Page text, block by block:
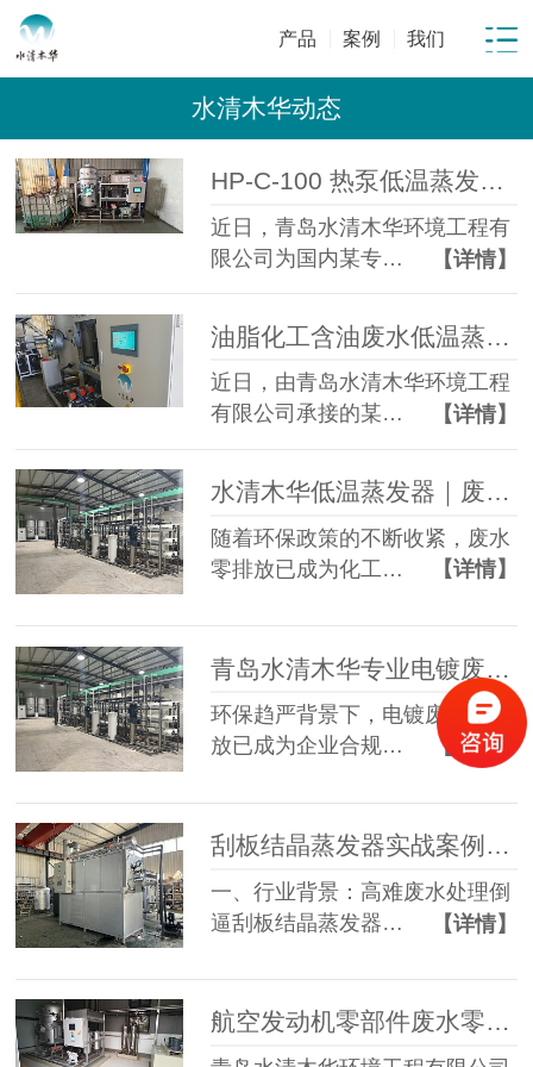
产品 案例 我们
水清木华动态
HP-C-100 热泵低温蒸发器落地金属表面处理企业化学镍磷化废液年省成本超百万元
近日，青岛水清木华环境工程有
限公司为国内某专…
【详情】
近日，由青岛水清木华环境工程
有限公司承接的某…
【详情】
水清木华低温蒸发器｜废水零排放专项解决方案，助力企业环保合规升级
随着环保政策的不断收紧，废水
零排放已成为化工…
【详情】
环保趋严背景下，电镀废水零排
放已成为企业合规…
【详情】
刮板结晶蒸发器实战案例落地 青岛水清木华破解多行业高难废水处理难题
一、行业背景：高难废水处理倒
逼刮板结晶蒸发器…
【详情】
航空发动机零部件废水零排放案例 | 水清木华低温蒸发技术破解高难度废水治理难题